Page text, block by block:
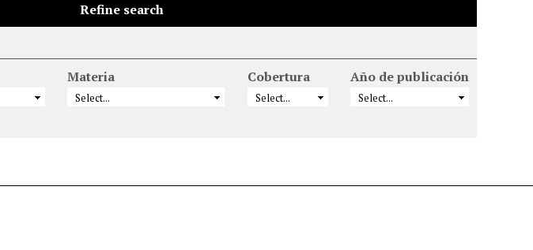
Refine search
Materia Cobertura Año de publicación